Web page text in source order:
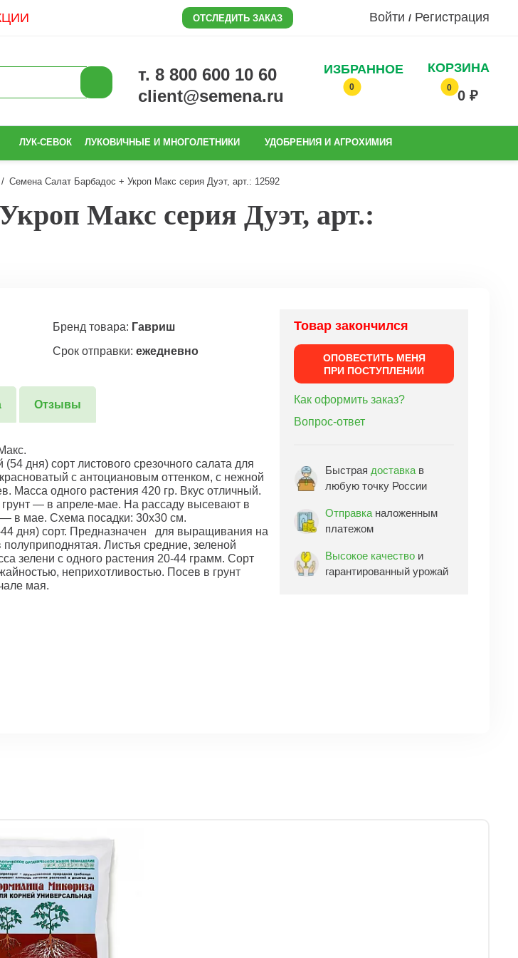
ОТСЛЕДИТЬ ЗАКАЗ Войти / Регистрация
т. 8 800 600 10 60
client@semena.ru
ИЗБРАННОЕ
0
КОРЗИНА
0
0 ₽
ЛУК-СЕВОК ЛУКОВИЧНЫЕ И МНОГОЛЕТНИКИ УДОБРЕНИЯ И АГРОХИМИЯ
Семена Салат Барбадос + Укроп Макс серия Дуэт, арт.: 12592
Макс серия Дуэт, арт.:
Бренд товара: Гавриш
Срок отправки: ежедневно
Отзывы
дня) сорт листового срезочного салата для
с антоциановым оттенком, с нежной
Масса одного растения 420 гр. Вкус отличный.
— в апреле-мае. На рассаду высевают в
в мае. Схема посадки: 30x30 см.
дня) сорт. Предназначен для выращивания на
полуприподнятая. Листья средние, зеленой
зелени с одного растения 20-44 грамм. Сорт
неприхотливостью. Посев в грунт
мая.
Товар закончился
ОПОВЕСТИТЬ МЕНЯ
ПРИ ПОСТУПЛЕНИИ
Как оформить заказ?
Вопрос-ответ
Быстрая доставка в
любую точку России
Отправка наложенным
платежом
Высокое качество и
гарантированный урожай